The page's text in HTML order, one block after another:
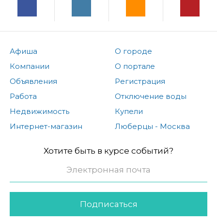
Афиша
Компании
Объявления
Работа
Недвижимость
Интернет-магазин
О городе
О портале
Регистрация
Отключение воды
Купели
Люберцы - Москва
Хотите быть в курсе событий?
Подписаться